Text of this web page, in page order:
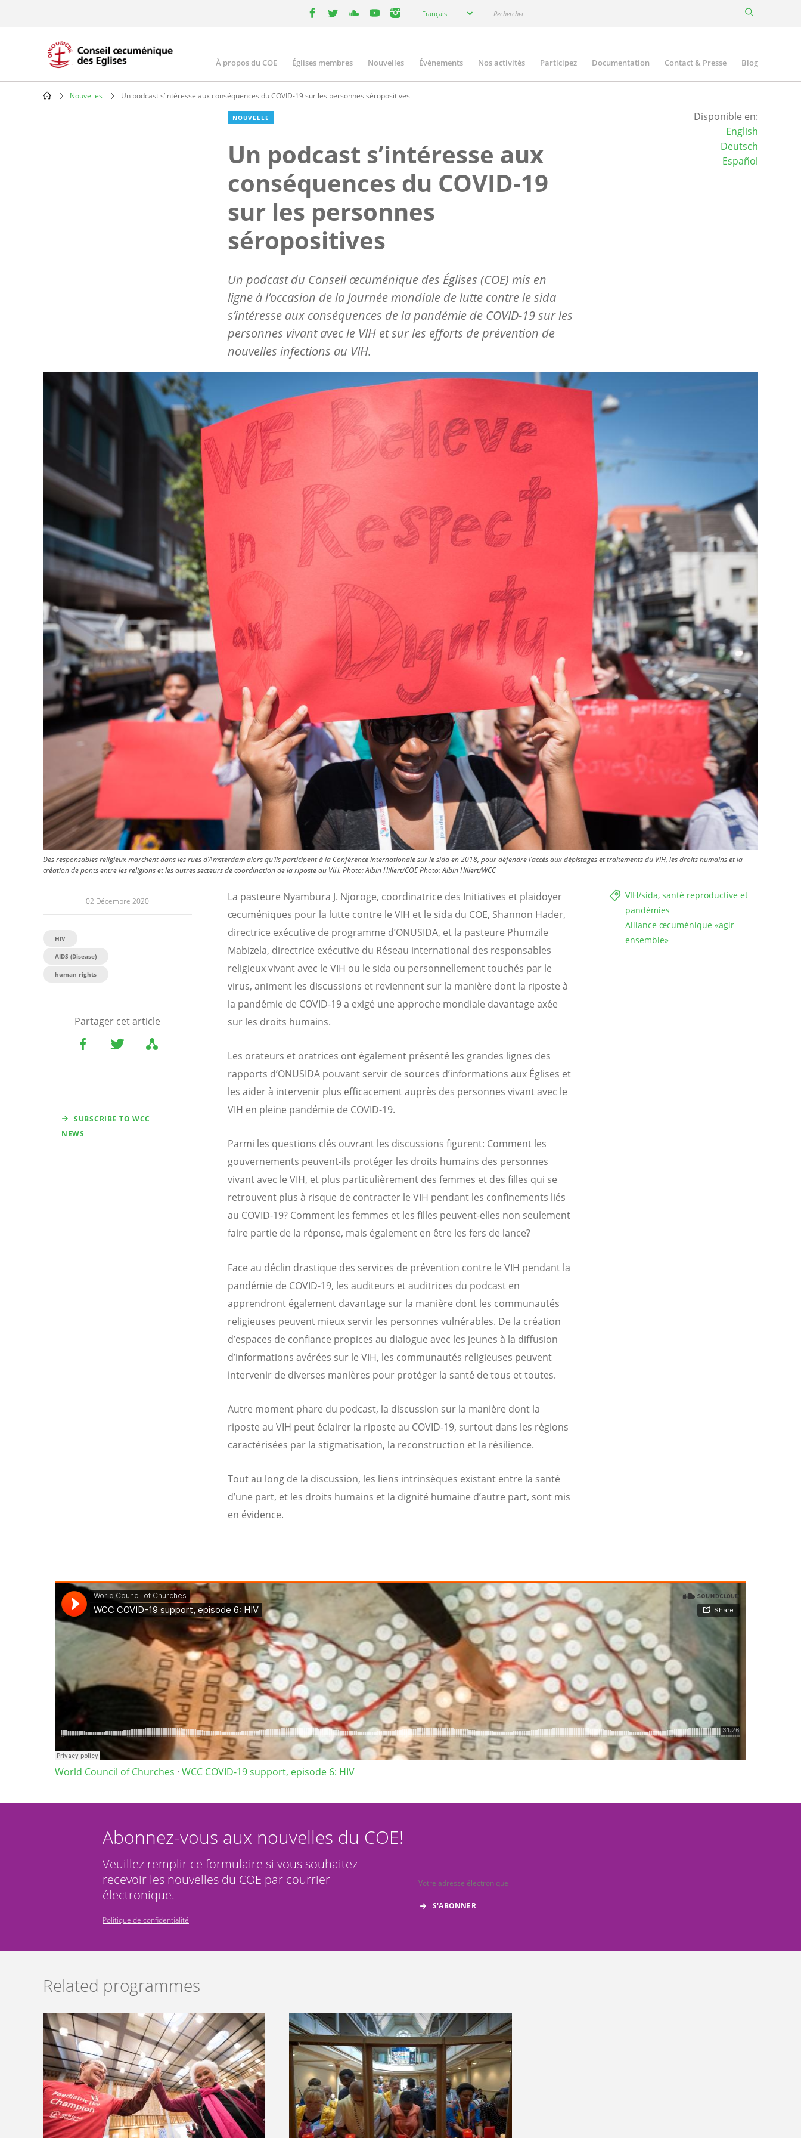
your
Français Rechercher
Main
navigation
À propos du COE Églises membres Nouvelles Événements Nos activités Participez Documentation Contact & Presse Blog
Nouvelles Un podcast s’intéresse aux conséquences du COVID-19 sur les personnes séropositives
NOUVELLE
Un podcast s’intéresse aux
conséquences du COVID-19
sur les personnes
séropositives
Un podcast du Conseil œcuménique des Églises (COE) mis en
ligne à l’occasion de la Journée mondiale de lutte contre le sida
s’intéresse aux conséquences de la pandémie de COVID-19 sur les
personnes vivant avec le VIH et sur les efforts de prévention de
nouvelles infections au VIH.
Disponible en:
English
Deutsch
Español
Des responsables religieux marchent dans les rues d’Amsterdam alors qu’ils participent à la Conférence internationale sur le sida en 2018, pour défendre l’accès aux dépistages et traitements du VIH, les droits humains et la
création de ponts entre les religions et les autres secteurs de coordination de la riposte au VIH. Photo: Albin Hillert/COEPhoto:Albin Hillert/WCC
02 Décembre 2020
HIV
AIDS (Disease)
human rights
Partager cet article
SUBSCRIBE TO WCC
NEWS
VIH/sida, santé reproductive et
pandémies
Alliance œcuménique «agir
ensemble»
La pasteure Nyambura J. Njoroge, coordinatrice des Initiatives et plaidoyer
œcuméniques pour la lutte contre le VIH et le sida du COE, Shannon Hader,
directrice exécutive de programme d’ONUSIDA, et la pasteure Phumzile
Mabizela, directrice exécutive du Réseau international des responsables
religieux vivant avec le VIH ou le sida ou personnellement touchés par le
virus, animent les discussions et reviennent sur la manière dont la riposte à
la pandémie de COVID-19 a exigé une approche mondiale davantage axée
sur les droits humains.
Les orateurs et oratrices ont également présenté les grandes lignes des
rapports d’ONUSIDA pouvant servir de sources d’informations aux Églises et
les aider à intervenir plus efficacement auprès des personnes vivant avec le
VIH en pleine pandémie de COVID-19.
Parmi les questions clés ouvrant les discussions figurent: Comment les
gouvernements peuvent-ils protéger les droits humains des personnes
vivant avec le VIH, et plus particulièrement des femmes et des filles qui se
retrouvent plus à risque de contracter le VIH pendant les confinements liés
au COVID-19? Comment les femmes et les filles peuvent-elles non seulement
faire partie de la réponse, mais également en être les fers de lance?
Face au déclin drastique des services de prévention contre le VIH pendant la
pandémie de COVID-19, les auditeurs et auditrices du podcast en
apprendront également davantage sur la manière dont les communautés
religieuses peuvent mieux servir les personnes vulnérables. De la création
d’espaces de confiance propices au dialogue avec les jeunes à la diffusion
d’informations avérées sur le VIH, les communautés religieuses peuvent
intervenir de diverses manières pour protéger la santé de tous et toutes.
Autre moment phare du podcast, la discussion sur la manière dont la
riposte au VIH peut éclairer la riposte au COVID-19, surtout dans les régions
caractérisées par la stigmatisation, la reconstruction et la résilience.
Tout au long de la discussion, les liens intrinsèques existant entre la santé
d’une part, et les droits humains et la dignité humaine d’autre part, sont mis
en évidence.
World Council of Churches · WCC COVID-19 support, episode 6: HIV
Abonnez-vous aux nouvelles du COE!
Veuillez remplir ce formulaire si vous souhaitez
recevoir les nouvelles du COE par courrier
électronique.
Politique de confidentialité
Related programmes